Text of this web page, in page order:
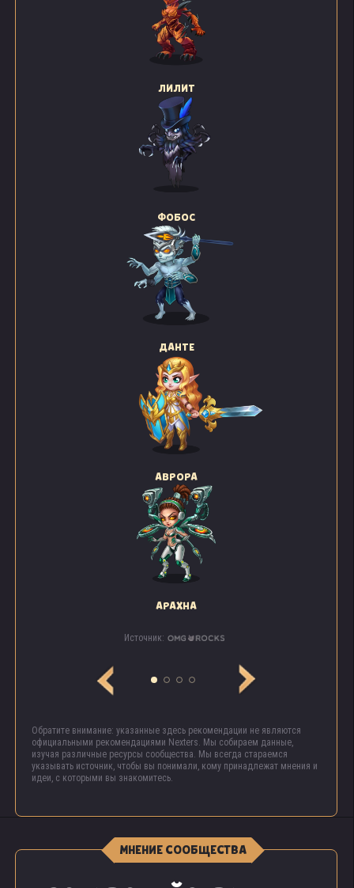
ЛИЛИТ
ФОБОС
ДАНТЕ
АВРОРА
АРАХНА
Источник:
Обратите внимание: указанные здесь рекомендации не являются
официальными рекомендациями Nexters. Мы собираем данные,
изучая различные ресурсы сообщества. Мы всегда стараемся
указывать источник, чтобы вы понимали, кому принадлежат мнения и
идеи, с которыми вы знакомитесь.
МНЕНИЕ СООБЩЕСТВА